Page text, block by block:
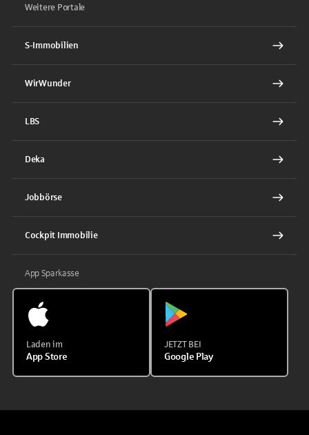
Weitere Portale
S-Immobilien
WirWunder
LBS
Deka
Jobbörse
Cockpit Immobilie
App Sparkasse
Laden im
App Store
JETZT BEI
Google Play